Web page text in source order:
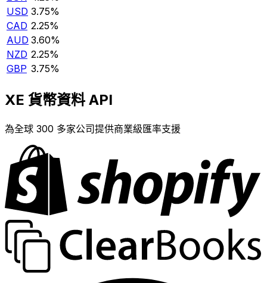
USD 3.75%
CAD 2.25%
AUD 3.60%
NZD 2.25%
GBP 3.75%
XE 貨幣資料 API
為全球 300 多家公司提供商業級匯率支援